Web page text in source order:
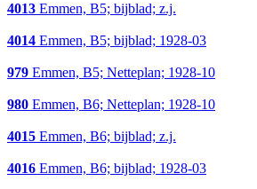
4013 Emmen, B5; bijblad; z.j.
4014 Emmen, B5; bijblad; 1928-03
979 Emmen, B5; Netteplan; 1928-10
980 Emmen, B6; Netteplan; 1928-10
4015 Emmen, B6; bijblad; z.j.
4016 Emmen, B6; bijblad; 1928-03